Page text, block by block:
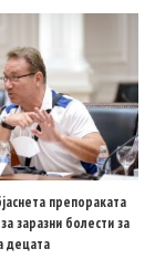
препораката
заразни болести за
децата